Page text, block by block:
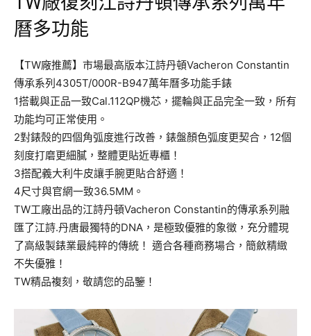
曆多功能
【TW廠推薦】市場最高版本江詩丹頓Vacheron Constantin
傳承系列4305T/000R-B947萬年曆多功能手錶
1搭載與正品一致Cal.112QP機芯，擺輪與正品完全一致，所有
功能均可正常使用。
2對錶殼的四個角弧度進行改善，錶盤顏色弧度更契合，12個
刻度打磨更細膩，整體更貼近專櫃！
3搭配義大利牛皮讓手腕更貼合舒適！
4尺寸與官網一致36.5MM。
TW工廠出品的江詩丹頓Vacheron Constantin的傳承系列融
匯了江詩.丹唐最獨特的DNA，是極致優雅的象徵，充分體現
了高級製錶業最純粹的傳統！ 適合各種商務場合，簡斂精緻
不失優雅！
TW精品複刻，敬請您的品鑒！